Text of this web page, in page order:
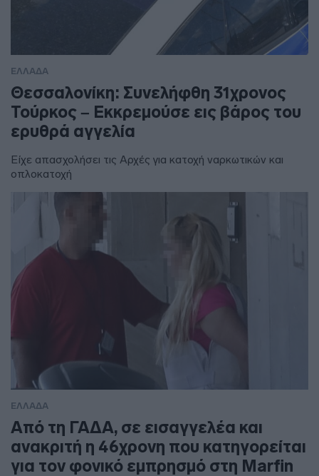
ΕΛΛΑΔΑ
Θεσσαλονίκη: Συνελήφθη 31χρονος
Τούρκος – Εκκρεμούσε εις βάρος του
ερυθρά αγγελία
Είχε απασχολήσει τις Αρχές για κατοχή ναρκωτικών και
οπλοκατοχή
ΕΛΛΑΔΑ
Από τη ΓΑΔΑ, σε εισαγγελέα και
ανακριτή η 46χρονη που κατηγορείται
για τον φονικό εμπρησμό στη Marfin